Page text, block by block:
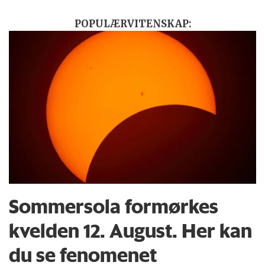
POPULÆRVITENSKAP:
Sommersola formørkes
kvelden 12. August. Her kan
du se fenomenet